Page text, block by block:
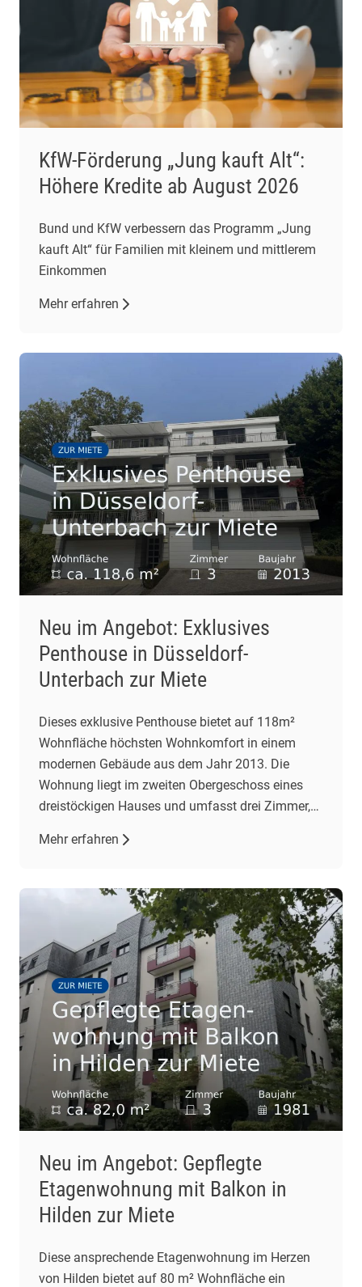
KfW-Förderung „Jung kauft Alt“:
Höhere Kredite ab August 2026
Bund und KfW verbessern das Programm „Jung
kauft Alt“ für Familien mit kleinem und mittlerem
Einkommen
Mehr erfahren
Neu im Angebot: Exklusives
Penthouse in Düsseldorf-
Unterbach zur Miete
Dieses exklusive Penthouse bietet auf 118m²
Wohnfläche höchsten Wohnkomfort in einem
modernen Gebäude aus dem Jahr 2013. Die
Wohnung liegt im zweiten Obergeschoss eines
dreistöckigen Hauses und umfasst drei Zimmer,
Wohnzimmer mit offener Einbauküche. Der
Ausstattung, darunter Fliesenböden und eine
Fußbodenheizung. Eine Klimaanlage im
Wohnzimmer […]
Mehr erfahren
Neu im Angebot: Gepflegte
Etagenwohnung mit Balkon in
Hilden zur Miete
Diese ansprechende Etagenwohnung im Herzen
von Hilden bietet auf 80 m² Wohnfläche ein